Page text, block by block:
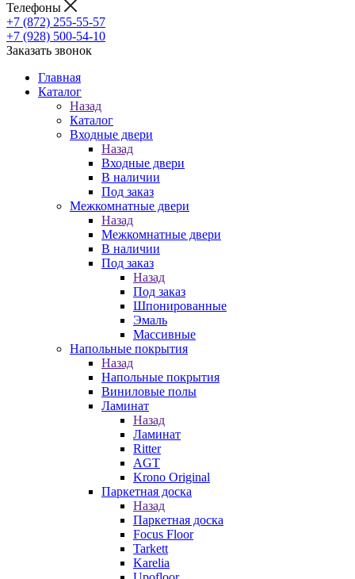
Телефоны
+7 (872) 255-55-57
+7 (928) 500-54-10
Заказать звонок
Главная
Каталог
Назад
Каталог
Входные двери
Назад
Входные двери
В наличии
Под заказ
Межкомнатные двери
Назад
Межкомнатные двери
В наличии
Под заказ
Назад
Под заказ
Шпонированные
Эмаль
Массивные
Напольные покрытия
Назад
Напольные покрытия
Виниловые полы
Ламинат
Назад
Ламинат
Ritter
AGT
Krono Original
Паркетная доска
Назад
Паркетная доска
Focus Floor
Tarkett
Karelia